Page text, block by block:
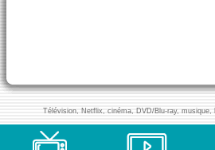
Télévision, Netflix, cinéma, DVD/Blu-ray,